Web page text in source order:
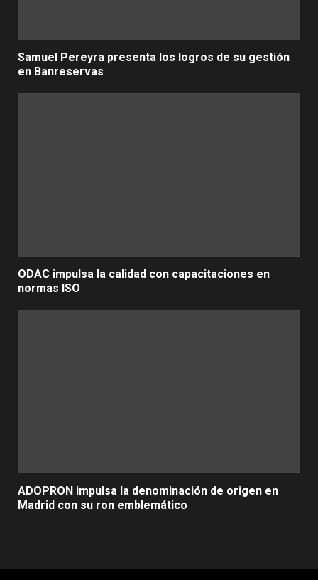
Samuel Pereyra presenta los logros de su gestión
en Banreservas
ODAC impulsa la calidad con capacitaciones en
normas ISO
ADOPRON impulsa la denominación de origen en
Madrid con su ron emblemático